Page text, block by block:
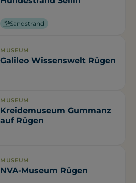
Sandstrand
MUSEUM
Galileo Wissenswelt Rügen
MUSEUM
Kreidemuseum Gummanz
auf Rügen
MUSEUM
NVA-Museum Rügen